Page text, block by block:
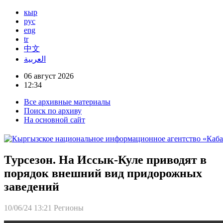
кыр
рус
eng
tr
中文
العربية
06 август 2026
12:34
Все архивные материалы
Поиск по архиву
На основной сайт
Турсезон. На Иссык-Куле приводят в
порядок внешний вид придорожных
заведений
10/06/24 13:21 Регионы